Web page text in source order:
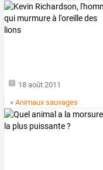
18 août 2011
»Animaux sauvages